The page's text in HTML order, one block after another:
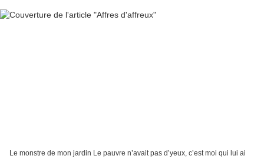
Le monstre de mon jardin Le pauvre n’avait pas d’yeux, c’est moi qui lui ai